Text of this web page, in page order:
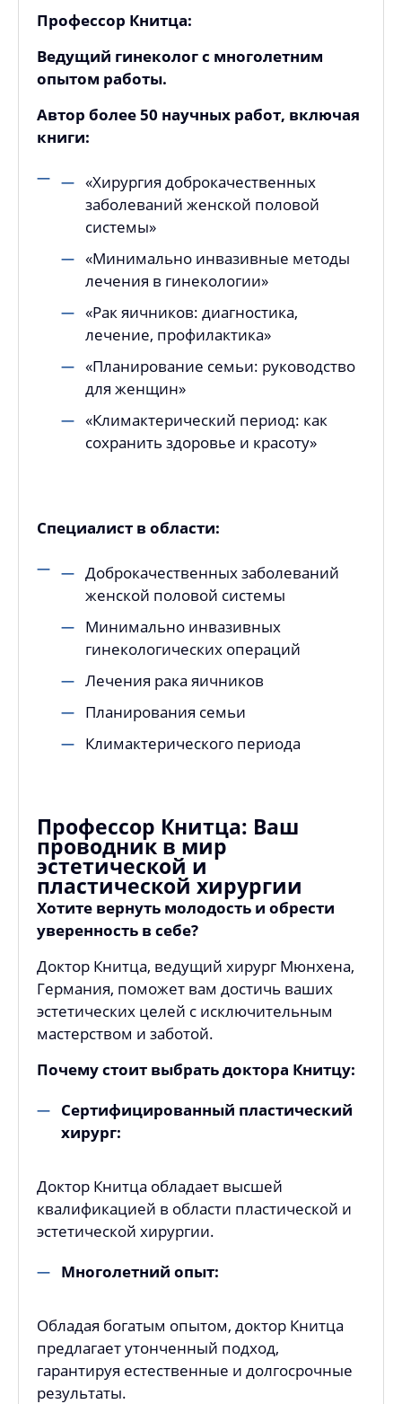
Профессор Книтца:
Ведущий гинеколог с многолетним
опытом работы.
Автор более 50 научных работ, включая
книги:
«Хирургия доброкачественных
заболеваний женской половой
системы»
«Минимально инвазивные методы
лечения в гинекологии»
«Рак яичников: диагностика,
лечение, профилактика»
«Планирование семьи: руководство
для женщин»
«Климактерический период: как
сохранить здоровье и красоту»
Специалист в области:
Доброкачественных заболеваний
женской половой системы
Минимально инвазивных
гинекологических операций
Лечения рака яичников
Планирования семьи
Климактерического периода
Профессор Книтца: Ваш
проводник в мир
эстетической и
пластической хирургии
Хотите вернуть молодость и обрести
уверенность в себе?
Доктор Книтца, ведущий хирург Мюнхена,
Германия, поможет вам достичь ваших
эстетических целей с исключительным
мастерством и заботой.
Почему стоит выбрать доктора Книтцу:
Сертифицированный пластический
хирург:
Доктор Книтца обладает высшей
квалификацией в области пластической и
эстетической хирургии.
Многолетний опыт:
Обладая богатым опытом, доктор Книтца
предлагает утонченный подход,
гарантируя естественные и долгосрочные
результаты.